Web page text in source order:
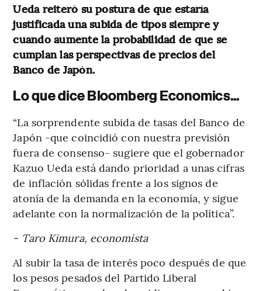
Ueda reiteró su postura de que estaría
justificada una subida de tipos siempre y
cuando aumente la probabilidad de que se
cumplan las perspectivas de precios del
Banco de Japón.
Lo que dice Bloomberg Economics...
“La sorprendente subida de tasas del Banco de
Japón -que coincidió con nuestra previsión
fuera de consenso- sugiere que el gobernador
Kazuo Ueda está dando prioridad a unas cifras
de inflación sólidas frente a los signos de
atonía de la demanda en la economía, y sigue
adelante con la normalización de la política”.
- Taro Kimura, economista
Al subir la tasa de interés poco después de que
los pesos pesados del Partido Liberal